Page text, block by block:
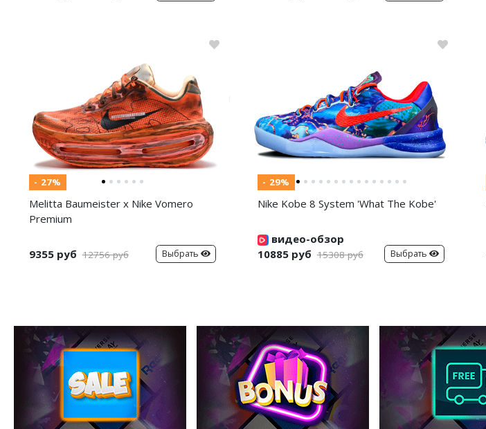
- 27%
Melitta Baumeister x Nike Vomero
Premium
9355 руб 12756 руб Выбрать
- 29%
Nike Kobe 8 System 'What The Kobe'
видео-обзор
10885 руб 15308 руб Выбрать